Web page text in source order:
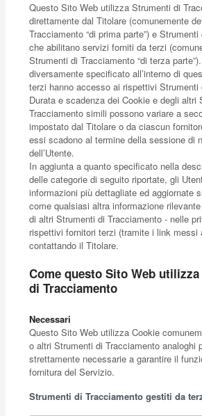
Questo Sito Web utilizza Strumenti di
direttamente dal Titolare (comunemente
Tracciamento “di prima parte”) e
che abilitano servizi forniti da terzi
Strumenti di Tracciamento “di terza
diversamente specificato all’interno di
terzi hanno accesso ai rispettivi Strumenti
Durata e scadenza dei Cookie e degli altri
Tracciamento simili possono variare a
impostato dal Titolare o da ciascun
essi scadono al termine della sessione di
dell’Utente.
In aggiunta a quanto specificato nella
delle categorie di seguito riportate, gli
informazioni più dettagliate ed aggiornate
come qualsiasi altra informazione
di altri Strumenti di Tracciamento - nelle
rispettivi fornitori terzi (tramite i link messi
contattando il Titolare.
Come questo Sito Web
di Tracciamento
Necessari
Questo Sito Web utilizza Cookie
o altri Strumenti di Tracciamento analoghi
strettamente necessarie a garantire il
fornitura del Servizio.
Strumenti di Tracciamento gestiti da